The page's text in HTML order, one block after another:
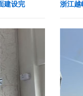
建设完 浙江越